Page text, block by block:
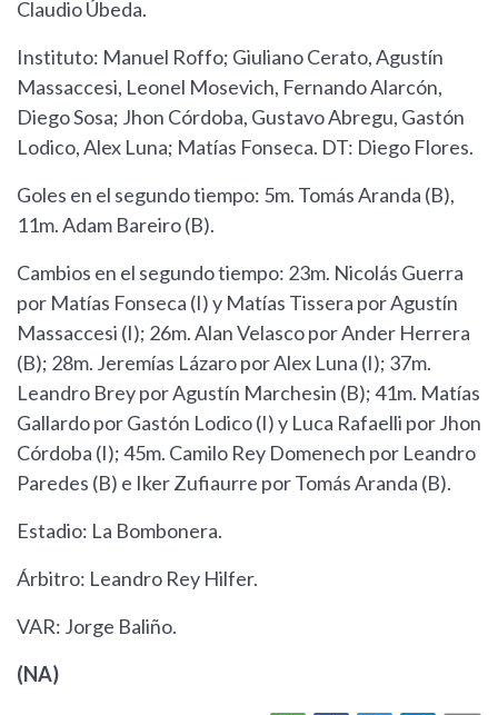
Claudio Úbeda.
Instituto: Manuel Roffo; Giuliano Cerato, Agustín
Massaccesi, Leonel Mosevich, Fernando Alarcón,
Diego Sosa; Jhon Córdoba, Gustavo Abregu, Gastón
Lodico, Alex Luna; Matías Fonseca. DT: Diego Flores.
Goles en el segundo tiempo: 5m. Tomás Aranda (B),
11m. Adam Bareiro (B).
Cambios en el segundo tiempo: 23m. Nicolás Guerra
por Matías Fonseca (I) y Matías Tissera por Agustín
Massaccesi (I); 26m. Alan Velasco por Ander Herrera
(B); 28m. Jeremías Lázaro por Alex Luna (I); 37m.
Leandro Brey por Agustín Marchesin (B); 41m. Matías
Gallardo por Gastón Lodico (I) y Luca Rafaelli por Jhon
Córdoba (I); 45m. Camilo Rey Domenech por Leandro
Paredes (B) e Iker Zufiaurre por Tomás Aranda (B).
Estadio: La Bombonera.
Árbitro: Leandro Rey Hilfer.
VAR: Jorge Baliño.
(NA)